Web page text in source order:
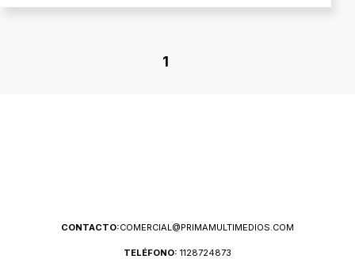
1
CONTACTO:COMERCIAL@PRIMAMULTIMEDIOS.COM
TELÉFONO: 1128724873